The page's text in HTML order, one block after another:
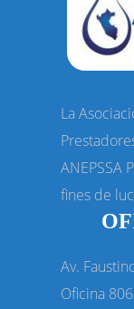
La
ANEPSSA
fines de
Av.
Oficina